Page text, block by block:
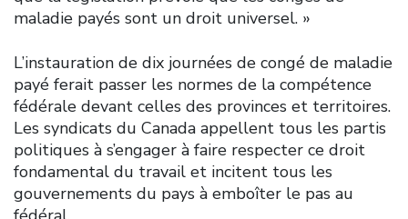
maladie payés sont un droit universel. »
L’instauration de dix journées de congé de maladie
payé ferait passer les normes de la compétence
fédérale devant celles des provinces et territoires.
Les syndicats du Canada appellent tous les partis
politiques à s’engager à faire respecter ce droit
fondamental du travail et incitent tous les
gouvernements du pays à emboîter le pas au